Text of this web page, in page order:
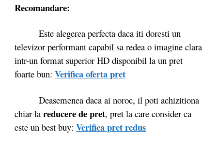
Recomandare:
Este alegerea perfecta daca iti doresti un
televizor performant capabil sa redea o imagine clara
intr-un format superior HD disponibil la un pret
foarte bun: Verifica oferta pret
Deasemenea daca ai noroc, il poti achizitiona
chiar la reducere de pret, pret la care consider ca
este un best buy: Verifica pret redus